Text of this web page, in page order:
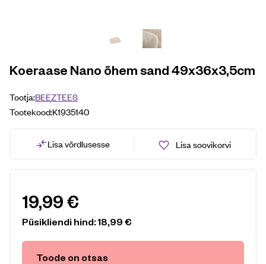
Koeraase Nano õhem sand 49x36x3,5cm
Tootja:BEEZTEES
Tootekood:K1935140
Lisa võrdlusesse Lisa soovikorvi
19,99€
Püsikliendi hind:18,99€
Toode on otsas